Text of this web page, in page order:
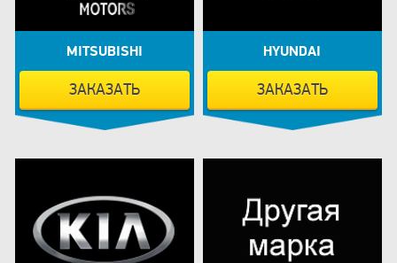
MITSUBISHI
ЗАКАЗАТЬ
HYUNDAI
ЗАКАЗАТЬ